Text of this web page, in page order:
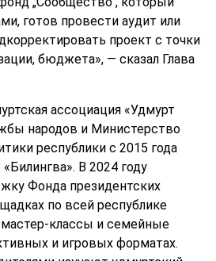
готов провести аудит или
проект с точки
бюджета», — сказал Глава
ассоциация «Удмурт
народов и Министерство
республики с 2015 года
В 2024 году
Фонда президентских
по всей республике
мастер-классы и семейные
и игровых форматах.